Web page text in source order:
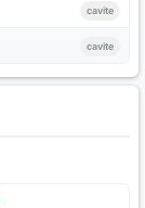
cavite
cavite